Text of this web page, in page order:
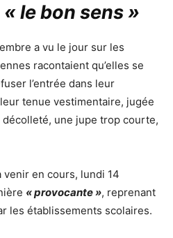
« le bon sens »
a vu le jour sur les
racontaient qu’elles se
l’entrée dans leur
tenue vestimentaire, jugée
une jupe trop courte,
venir en cours, lundi 14
« provocante », reprenant
les établissements scolaires.